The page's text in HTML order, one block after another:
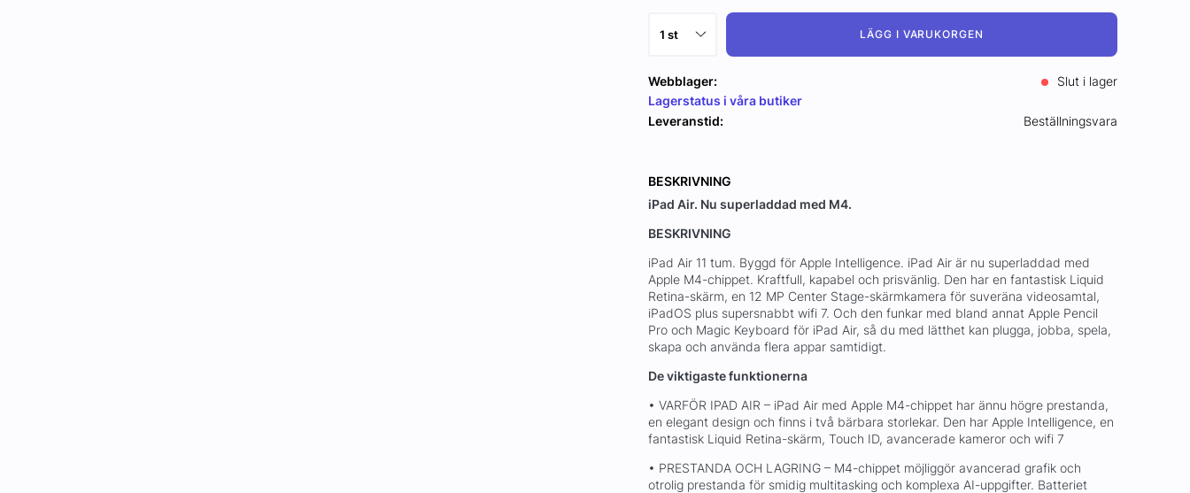
LÄGG I VARUKORGEN
Webblager:
Slut i lager
Lagerstatus i våra butiker
Leveranstid:
Beställningsvara
BESKRIVNING
iPad Air. Nu superladdad med M4.
BESKRIVNING
iPad Air 11 tum. Byggd för Apple Intelligence. iPad Air är nu superladdad med
Apple M4-chippet. Kraftfull, kapabel och prisvänlig. Den har en fantastisk Liquid
Retina-skärm, en 12 MP Center Stage-skärmkamera för suveräna videosamtal,
iPadOS plus supersnabbt wifi 7. Och den funkar med bland annat Apple Pencil
Pro och Magic Keyboard för iPad Air, så du med lätthet kan plugga, jobba, spela,
skapa och använda flera appar samtidigt.
De viktigaste funktionerna
• VARFÖR IPAD AIR – iPad Air med Apple M4-chippet har ännu högre prestanda,
en elegant design och finns i två bärbara storlekar. Den har Apple Intelligence, en
fantastisk Liquid Retina-skärm, Touch ID, avancerade kameror och wifi 7
• PRESTANDA OCH LAGRING – M4-chippet möjliggör avancerad grafik och
otrolig prestanda för smidig multitasking och komplexa AI-uppgifter. Batteriet